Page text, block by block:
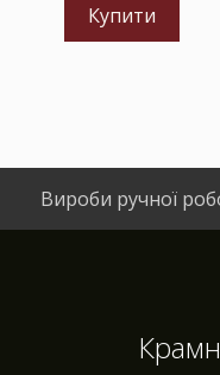
Купити
Вироби ручної